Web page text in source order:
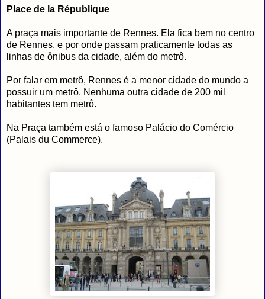
Place de la République
A praça mais importante de Rennes. Ela fica bem no centro
de Rennes, e por onde passam praticamente todas as
linhas de ônibus da cidade, além do metrô.
Por falar em metrô, Rennes é a menor cidade do mundo a
possuir um metrô. Nenhuma outra cidade de 200 mil
habitantes tem metrô.
Na Praça também está o famoso Palácio do Comércio
(Palais du Commerce).